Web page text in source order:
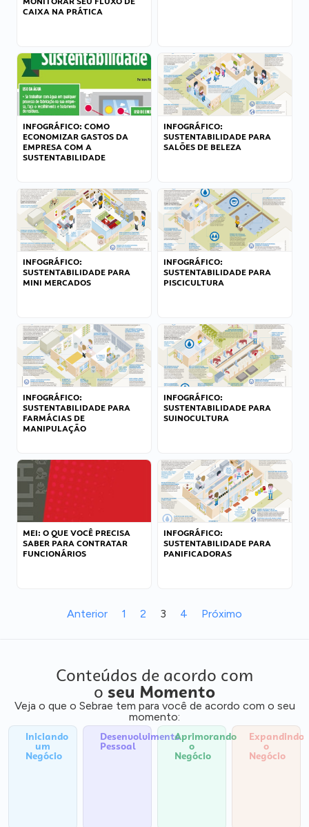
CAIXA NA PRÁTICA
INFOGRÁFICO: COMO
ECONOMIZAR GASTOS DA
EMPRESA COM A
SUSTENTABILIDADE
INFOGRÁFICO:
SUSTENTABILIDADE PARA
SALÕES DE BELEZA
INFOGRÁFICO:
SUSTENTABILIDADE PARA
MINI MERCADOS
INFOGRÁFICO:
SUSTENTABILIDADE PARA
PISCICULTURA
INFOGRÁFICO:
SUSTENTABILIDADE PARA
FARMÁCIAS DE
MANIPULAÇÃO
INFOGRÁFICO:
SUSTENTABILIDADE PARA
SUINOCULTURA
MEI: O QUE VOCÊ PRECISA
SABER PARA CONTRATAR
FUNCIONÁRIOS
INFOGRÁFICO:
SUSTENTABILIDADE PARA
PANIFICADORAS
Anterior 1 2 3 4 Próximo
Conteúdos de acordo com
o seu Momento
Veja o que o Sebrae tem para você de acordo com o seu
momento:
Iniciando
um
Negócio
Desenvolvimento
Pessoal
Aprimorando
o
Negócio
Expandindo
o
Negócio